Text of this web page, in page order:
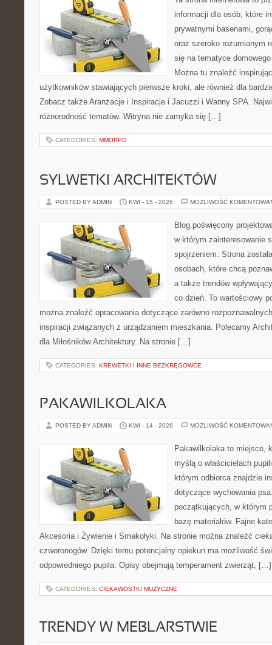
informacji dla osób, które
prywatnymi basenami,
oraz szeroko rozumianym
się na tematyce
Można tu znaleźć
użytkowników stawiających pierwsze kroki, ale również dla
Zobacz także Aranżacje i Inspiracje i Jacuzzi i Wanny SPA.
różnorodność tematów. Witryna nie zamyka się […]
CATEGORIES: MMORPG
SYLWETKI ARCHITEKTÓW
POSTED BY ADMIN KWI - 15 - 2026 MOŻLIWOŚĆ
Blog poświęcony
w którym zainteresowanie
spojrzeniem. Strona
osobach, które chcą
a także trendów
co dzień. To wartościowy
można znaleźć opracowania dotyczące zarówno
inspiracji związanych z urządzaniem mieszkania. Polecamy
dla Miłośników Architektury. Na stronie […]
CATEGORIES: KREWETKI I INNE BEZKRĘGOWCE
PAKAWILKOLAKA
POSTED BY ADMIN KWI - 14 - 2026 MOŻLIWOŚĆ
Pakawilkolaka to miejsce,
myślą o właścicielach
którym odbiorca znajdzie
dotyczące wychowania
początkujących, w którym
bazę materiałów. Fajne
Akcesoria i Żywienie i Smakołyki. Na stronie można znaleźć
czworonogów. Dzięki temu potencjalny opiekun ma możliwość
odpowiedniego pupila. Opisy obejmują temperament zwierząt, […]
CATEGORIES: CIEKAWOSTKI MUZYCZNE
TRENDY W MEBLARSTWIE